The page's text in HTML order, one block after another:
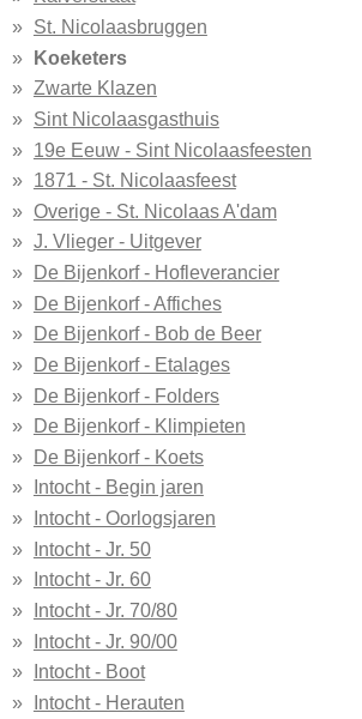
St. Nicolaasbruggen
Koeketers
Zwarte Klazen
Sint Nicolaasgasthuis
19e Eeuw - Sint Nicolaasfeesten
1871 - St. Nicolaasfeest
Overige - St. Nicolaas A'dam
J. Vlieger - Uitgever
De Bijenkorf - Hofleverancier
De Bijenkorf - Affiches
De Bijenkorf - Bob de Beer
De Bijenkorf - Etalages
De Bijenkorf - Folders
De Bijenkorf - Klimpieten
De Bijenkorf - Koets
Intocht - Begin jaren
Intocht - Oorlogsjaren
Intocht - Jr. 50
Intocht - Jr. 60
Intocht - Jr. 70/80
Intocht - Jr. 90/00
Intocht - Boot
Intocht - Herauten